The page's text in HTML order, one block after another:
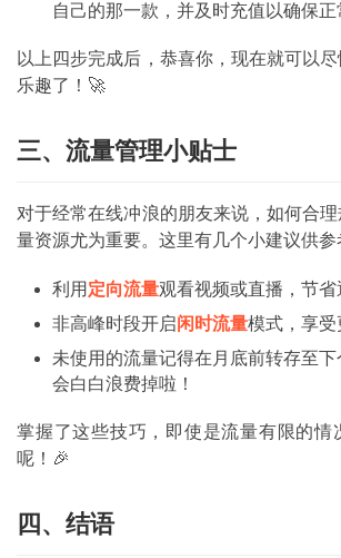
卡
百
防
诈
资
自己的那一款，并及时充值以确保正
以上四步完成后，恭喜你，现在就可以
乐趣了！🚀
三、流量管理小贴士
对于经常在线冲浪的朋友来说，如何合
量资源尤为重要。这里有几个小建议供参
利用 定向流量观看视频或直播，节省
非高峰时段开启闲时流量模式，享受
未使用的流量记得在月底前转存至
会白白浪费掉啦！
掌握了这些技巧，即使是流量有限的情
呢！🎉
四、结语